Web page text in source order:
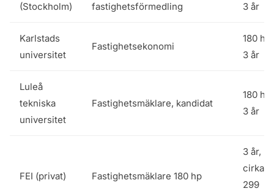
(Stockholm)
fastighetsförmedling
3 år
Karlstads
universitet
Fastighetsekonomi
180 hp,
3 år
Luleå
tekniska
universitet
Fastighetsmäklare, kandidat
180 hp,
3 år
FEI (privat) Fastighetsmäklare 180 hp
3 år,
cirka
299